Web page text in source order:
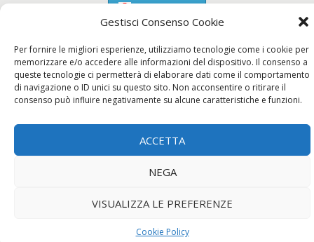
Gestisci Consenso Cookie
Per fornire le migliori esperienze, utilizziamo tecnologie come i cookie per
memorizzare e/o accedere alle informazioni del dispositivo. Il consenso a
queste tecnologie ci permetterà di elaborare dati come il comportamento
di navigazione o ID unici su questo sito. Non acconsentire o ritirare il
consenso può influire negativamente su alcune caratteristiche e funzioni.
ACCETTA
NEGA
VISUALIZZA LE PREFERENZE
Cookie Policy
Chi siamo
Contatti
Contatti Privacy Policy